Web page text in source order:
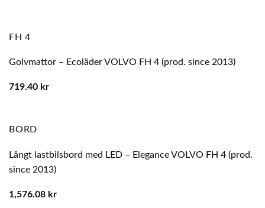
FH 4
Golvmattor – Ecoläder VOLVO FH 4 (prod. since 2013)
719.40 kr
BORD
Långt lastbilsbord med LED – Elegance VOLVO FH 4 (prod.
since 2013)
1,576.08 kr